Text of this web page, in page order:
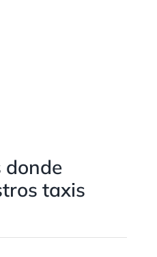
donde
taxis